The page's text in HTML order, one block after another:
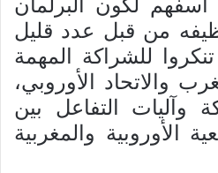
لكون البرلمان
من قبل عدد قليل
للشراكة المهمة
والاتحاد الأوروبي،
وآليات التفاعل بين
الأوروبية والمغربية